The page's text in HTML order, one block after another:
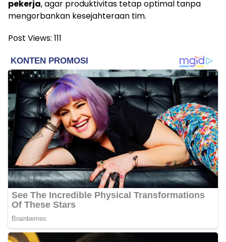
pekerja, agar produktivitas tetap optimal tanpa
mengorbankan kesejahteraan tim.
Post Views: 111